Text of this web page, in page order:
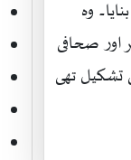
وہ
اور صحافی
تشکیل تھی